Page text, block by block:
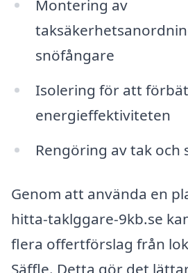
Montering av
snöfångare
Isolering för att
energieffektiviteten
Rengöring av tak och
Genom att använda en
hitta-taklggare-9kb.se
flera offertförslag från